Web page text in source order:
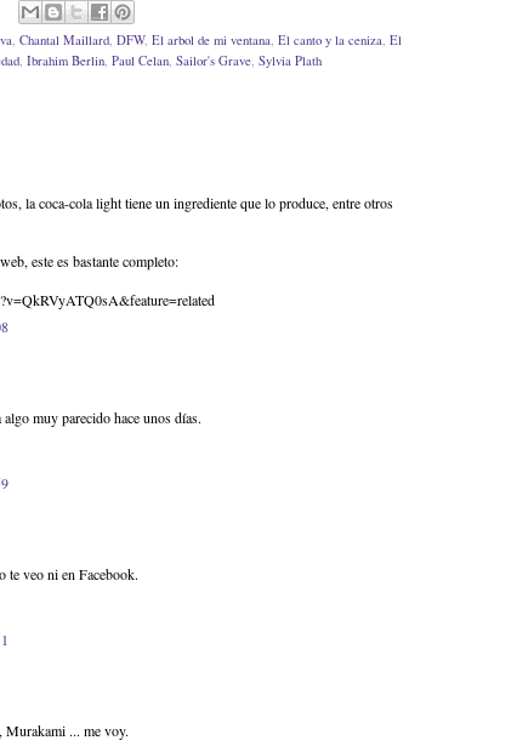
, Chantal Maillard, DFW, El arbol de mi ventana, El canto y la ceniza, El
, Ibrahim Berlin, Paul Celan, Sailor's Grave, Sylvia Plath
la coca-cola light tiene un ingrediente que lo produce, entre otros
este es bastante completo:
muy parecido hace unos días.
te veo ni en Facebook.
Murakami ... me voy.